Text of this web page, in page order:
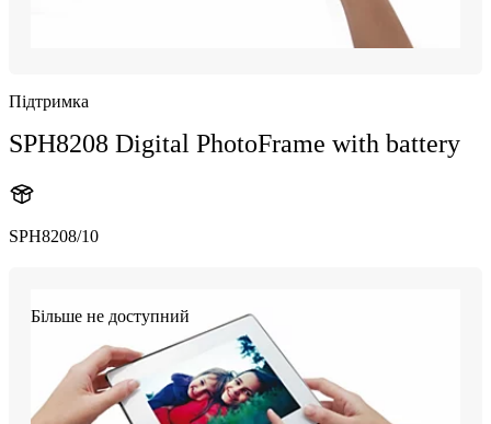
Підтримка
SPH8208 Digital PhotoFrame with battery
SPH8208/10
Більше не доступний